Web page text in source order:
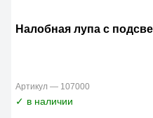
Налобная лупа с
Артикул — 107000
✓ в наличии